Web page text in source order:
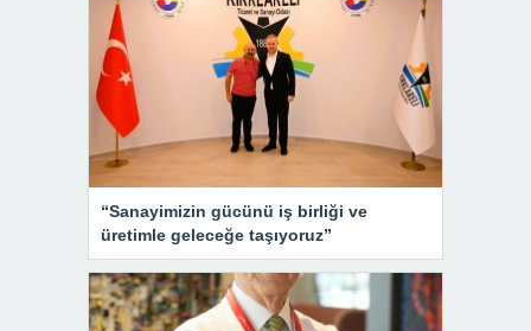
“Sanayimizin gücünü iş birliği ve
üretimle geleceğe taşıyoruz”